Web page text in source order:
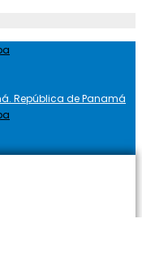
República de Panamá